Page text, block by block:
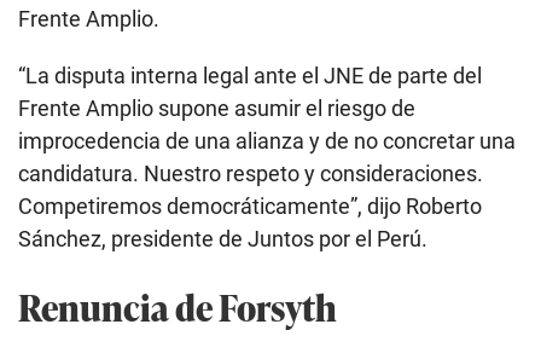
Frente Amplio.
“La disputa interna legal ante el JNE de parte del
Frente Amplio supone asumir el riesgo de
improcedencia de una alianza y de no concretar una
candidatura. Nuestro respeto y consideraciones.
Competiremos democráticamente”, dijo Roberto
Sánchez, presidente de Juntos por el Perú.
Renuncia de Forsyth